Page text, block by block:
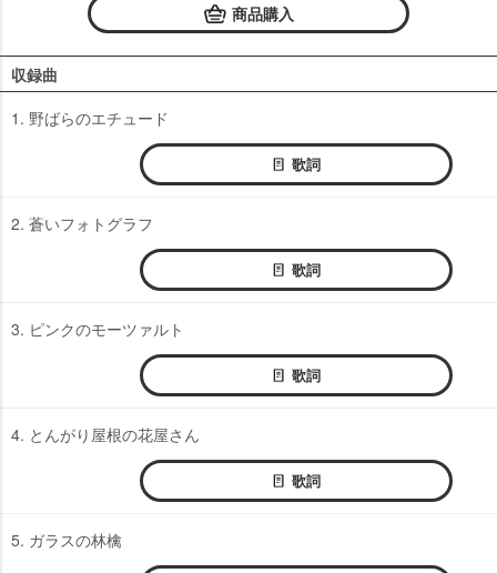
商品購入
収録曲
1. 野ばらのエチュード
歌詞
2. 蒼いフォトグラフ
歌詞
3. ピンクのモーツァルト
歌詞
4. とんがり屋根の花屋さん
歌詞
5. ガラスの林檎